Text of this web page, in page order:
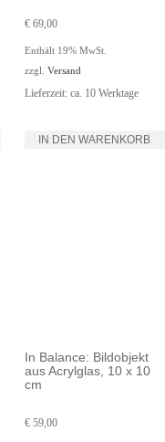
€ 69,00
Enthält 19% MwSt.
zzgl.Versand
Lieferzeit: ca. 10 Werktage
IN DEN WARENKORB
In Balance: Bildobjekt
aus Acrylglas, 10 x 10
cm
€ 59,00